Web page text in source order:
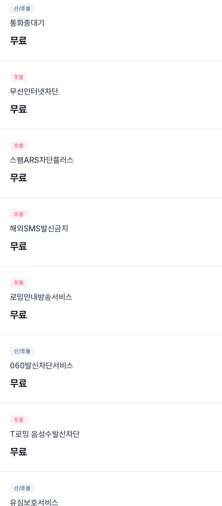
선/후불
통화중대기
무료
후불
무선인터넷차단
무료
후불
스팸ARS차단플러스
무료
후불
해외SMS발신금지
무료
후불
로밍안내방송서비스
무료
선/후불
060발신차단서비스
무료
후불
T로밍 음성수발신차단
무료
선/후불
유심보호서비스